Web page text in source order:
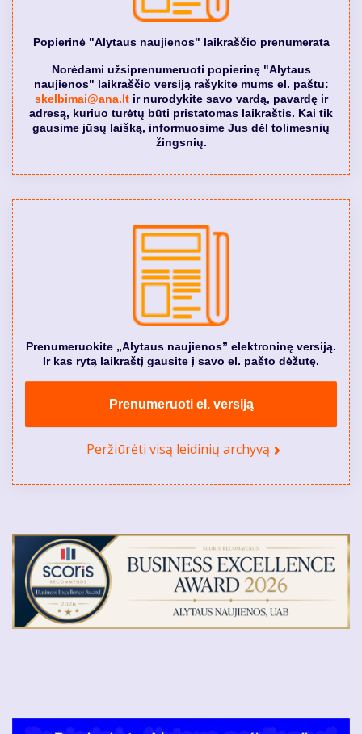
Popierinė "Alytaus naujienos" laikraščio prenumerata
Norėdami užsiprenumeruoti popierinę "Alytaus
naujienos" laikraščio versiją rašykite mums el. paštu:
skelbimai@ana.ltir nurodykite savo vardą, pavardę ir
adresą, kuriuo turėtų būti pristatomas laikraštis. Kai tik
gausime jūsų laišką, informuosime Jus dėl tolimesnių
žingsnių.
Prenumeruokite „Alytaus naujienos” elektroninę versiją.
Ir kas rytą laikraštį gausite į savo el. pašto dėžutę.
Prenumeruoti el. versiją
Peržiūrėti visą leidinių archyvą